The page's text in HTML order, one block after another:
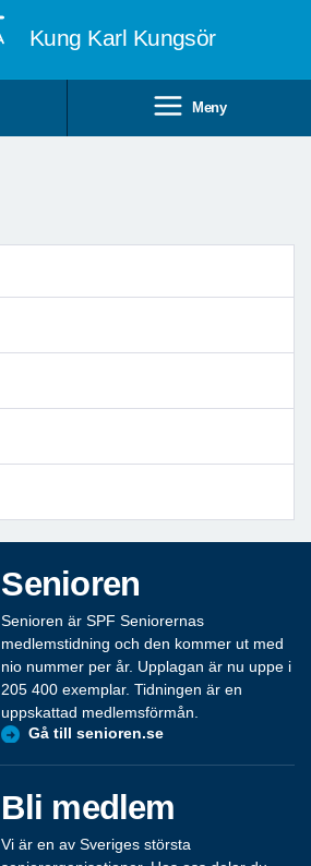
Kung Karl Kungsör
Meny
Senioren
Senioren är SPF Seniorernas
medlemstidning och den kommer ut med
nio nummer per år. Upplagan är nu uppe i
205 400 exemplar. Tidningen är en
uppskattad medlemsförmån.
Gå till senioren.se
Bli medlem
Vi är en av Sveriges största